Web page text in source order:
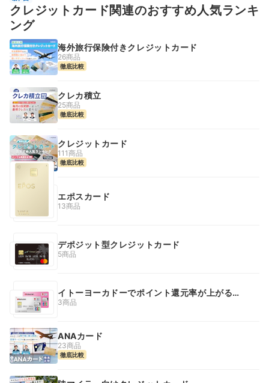
クレジットカード関連のおすすめ人気ランキ
ング
海外旅行保険付きクレジットカード
26商品
徹底比較
クレカ積立
25商品
徹底比較
クレジットカード
111商品
徹底比較
エポスカード
13商品
デポジット型クレジットカード
5商品
イトーヨーカドーでポイント還元率が上がるク
レジットカード
3商品
ANAカード
23商品
徹底比較